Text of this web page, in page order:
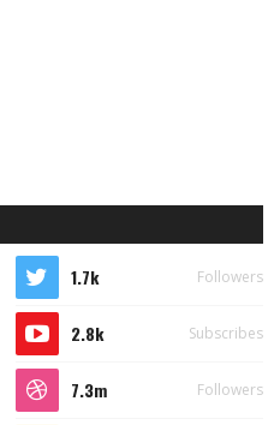
1.7k Followers
2.8k Subscribes
7.3m Followers